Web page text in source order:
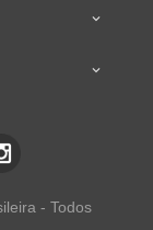
- Todos